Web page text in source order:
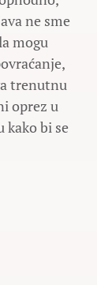
ne sme
mogu
trenutnu
oprez u
kako bi se